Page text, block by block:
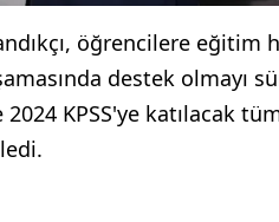
öğrencilere eğitim
destek olmayı
2024 KPSS'ye katılacak